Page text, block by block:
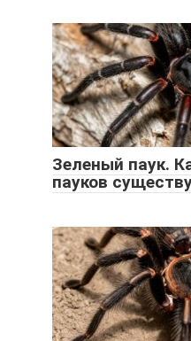
Зеленый паук.
пауков